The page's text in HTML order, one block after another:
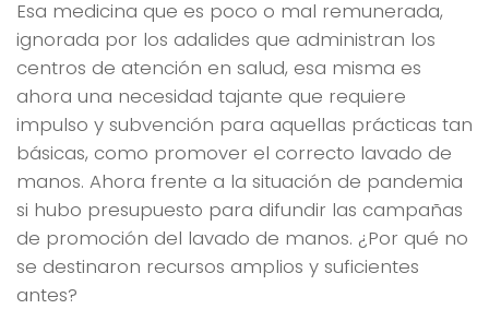
Esa medicina que es poco o mal remunerada,
ignorada por los adalides que administran los
centros de atención en salud, esa misma es
ahora una necesidad tajante que requiere
impulso y subvención para aquellas prácticas tan
básicas, como promover el correcto lavado de
manos. Ahora frente a la situación de pandemia
si hubo presupuesto para difundir las campañas
de promoción del lavado de manos. ¿Por qué no
se destinaron recursos amplios y suficientes
antes?